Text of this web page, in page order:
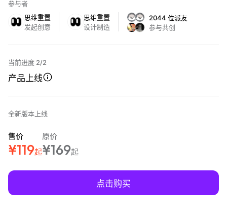
参与者
思维重置
发起创意
思维重置
设计制造
2044 位派友
参与共创
当前进度 2/2
产品上线
全新版本上线
售价
¥119起
原价
¥169起
点击购买